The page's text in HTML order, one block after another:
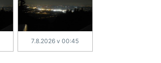
7.8.2026 v 00:45